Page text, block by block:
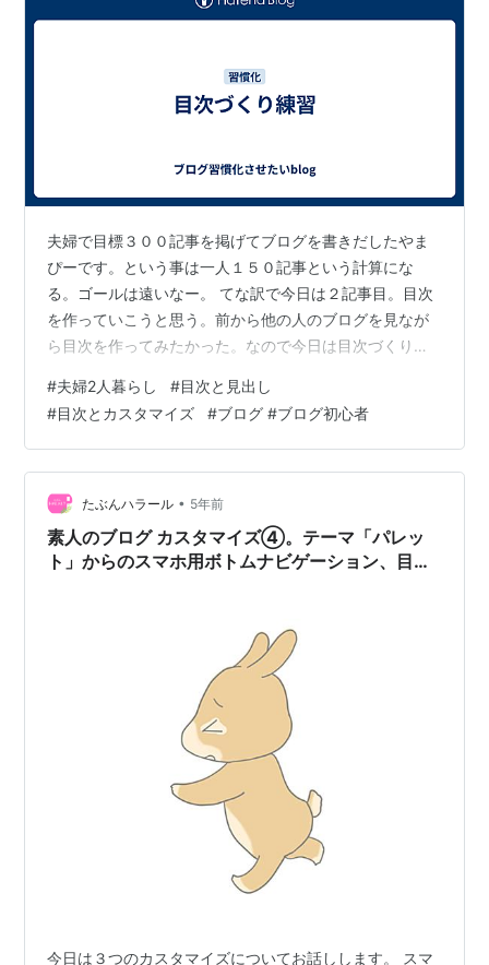
夫婦で目標３００記事を掲げてブログを書きだしたやま
ぴーです。という事は一人１５０記事という計算にな
る。ゴールは遠いなー。 てな訳で今日は２記事目。目次
を作っていこうと思う。前から他の人のブログを見なが
ら目次を作ってみたかった。なので今日は目次づくりに
次の文字を加える③CSSでカスタマイズってな感じで
す。 ①見出しをきめる 見出しには大、中、小があって
順に細かく表示出来るようになっているらしい。今回は
上で決めた①、②、③を見出しにしてみます。 ②目次
の文字を加える ここには目次と入れることにします。
③カスタマイズ 色や枠、マークなどいろいろ変…
#夫婦2人暮らし #目次と見出し
#目次とカスタマイズ #ブログ #ブログ初心者
たぶんハラール • 5年前
素人のブログ カスタマイズ④。テーマ「パレッ
ト」からのスマホ用ボトムナビゲーション、目
今日は３つのカスタマイズについてお話しします。 スマ